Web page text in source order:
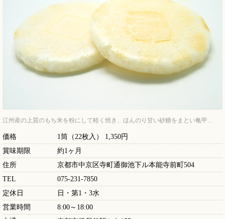
江州産の上質のもち米を粉にして軽く焼き、ほんのり甘い砂糖をまとい亀甲…
価格
1筒（22枚入） 1,350円
賞味期限
約1ヶ月
住所
京都市中京区寺町通御池下ル本能寺前町504
TEL
075-231-7850
定休日
日・第1・3水
営業時間
8:00～18:00